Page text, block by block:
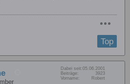
Top
Dabei seit:05.06.2001
Beiträge:
3923
Vorname:
Robert